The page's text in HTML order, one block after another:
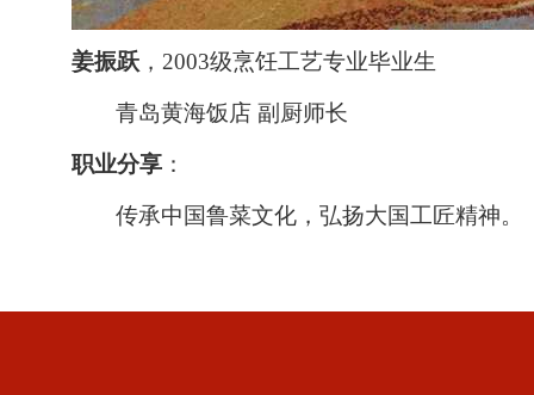
姜振跃 ， 2003级烹饪工艺专业毕业生
青岛黄海饭店 副厨师长
职业分享 ：
传承中国鲁菜文化，弘扬大国工匠精神。